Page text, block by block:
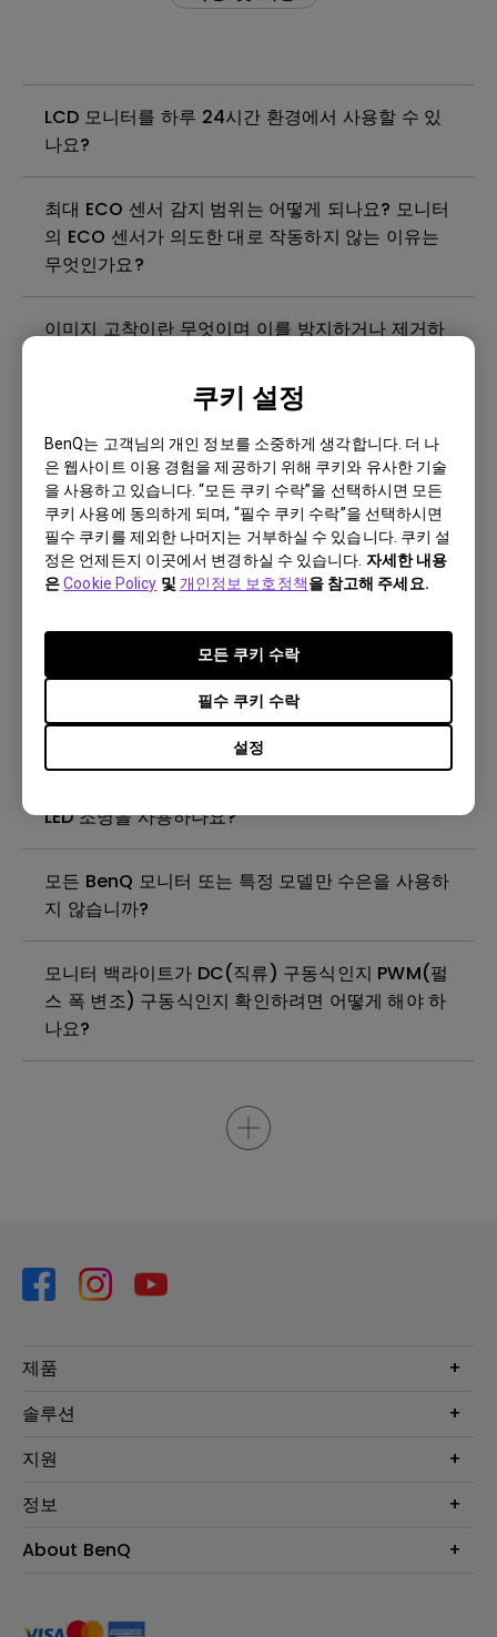
쿠키 설정
BenQ는 고객님의 개인 정보를 소중하게 생각합니다. 더 나
은 웹사이트 이용 경험을 제공하기 위해 쿠키와 유사한 기술
을 사용하고 있습니다. “모든 쿠키 수락”을 선택하시면 모든
쿠키 사용에 동의하게 되며, “필수 쿠키 수락”을 선택하시면
필수 쿠키를 제외한 나머지는 거부하실 수 있습니다. 쿠키 설
정은 언제든지 이곳에서 변경하실 수 있습니다. 자세한 내용
은Cookie Policy 및 개인정보 보호정책을 참고해 주세요.
설정
필수 쿠키 수락
모든 쿠키 수락
LCD 모니터를 하루 24시간 환경에서 사용할 수 있
나요?
최대 ECO 센서 감지 범위는 어떻게 되나요? 모니터
의 ECO 센서가 의도한 대로 작동하지 않는 이유는
무엇인가요?
이미지 고착이란 무엇이며 이를 방지하거나 제거하
모니터에 깜박임이 발생하는 이유는 무엇인가요?
벤큐 모니터를 청소, 소독 및 살균하는 가장 좋은 방
법은 무엇인가요?
벤큐 모니터를 사용하려면 Windows에 WHQL
(Windows Hardware Quality Labs) 드라이버를
설치해야 하나요? WHQL 드라이버의 업데이트 버
전이 있나요?
LED 조명을 사용하나요?
모든 BenQ 모니터 또는 특정 모델만 수은을 사용하
지 않습니까?
모니터 백라이트가 DC(직류) 구동식인지 PWM(펄
스 폭 변조) 구동식인지 확인하려면 어떻게 해야 하
나요?
제품
프로젝터
조명
솔루션
Eye-Care 모니터
e스포츠
비즈니스 디스플레이
지원
문의
서비스센터
정보
프로젝터 거리계산기
About BenQ
사회적 책임